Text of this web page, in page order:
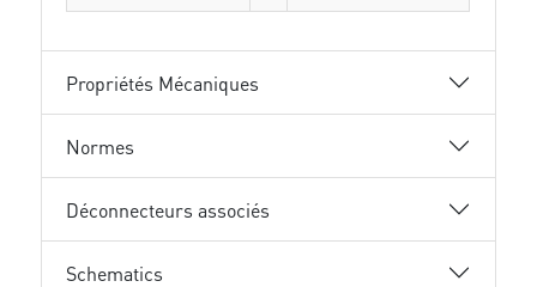
Propriétés Mécaniques
Normes
Déconnecteurs associés
Schematics